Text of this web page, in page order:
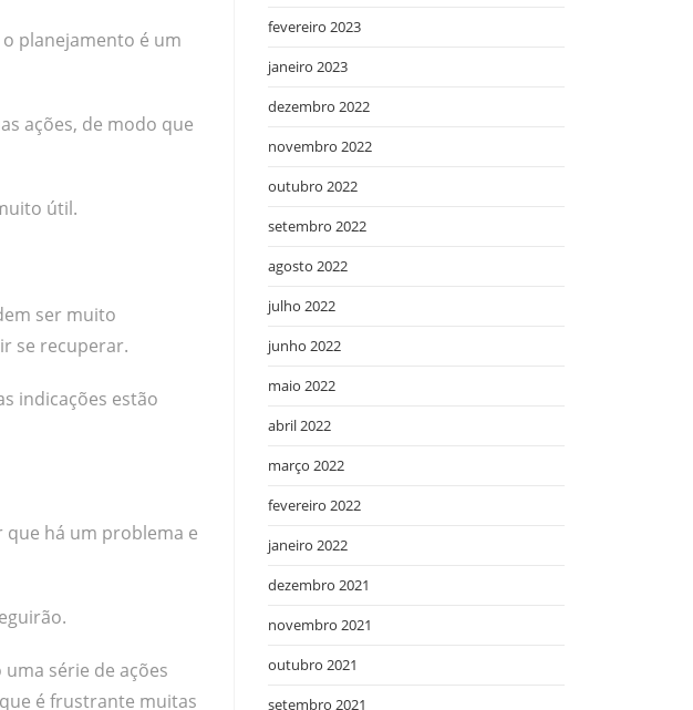
planejamento é um
ações, de modo que
útil.
ser muito
se recuperar.
indicações estão
que há um problema e
série de ações
é frustrante muitas
fevereiro 2023
janeiro 2023
dezembro 2022
novembro 2022
outubro 2022
setembro 2022
agosto 2022
julho 2022
junho 2022
maio 2022
abril 2022
março 2022
fevereiro 2022
janeiro 2022
dezembro 2021
novembro 2021
outubro 2021
setembro 2021